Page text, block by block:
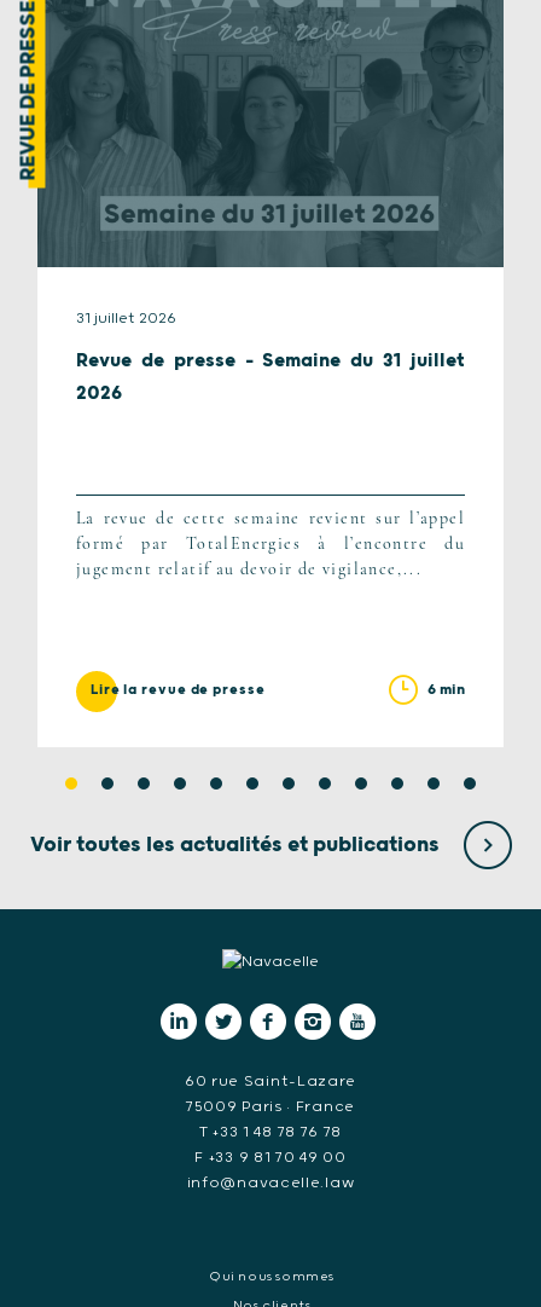
REVUE DE PRESSE
31 juillet 2026
Revue de presse – Semaine du 31 juillet
2026
La revue de cette semaine revient sur l’appel
formé par TotalEnergies à l’encontre du
jugement relatif au devoir de vigilance,...
Lire la revue de presse 6 min
Voir toutes les actualités et publications
60 rue Saint-Lazare
75009 Paris • France
T +33 1 48 78 76 78
F +33 9 81 70 49 00
info@navacelle.law
Qui nous sommes